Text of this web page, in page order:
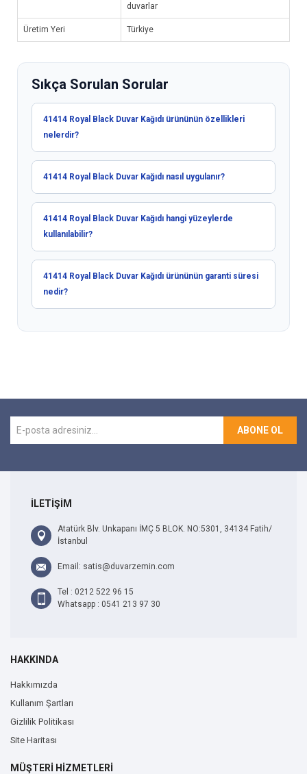
duvarlar
Üretim Yeri Türkiye
Sıkça Sorulan Sorular
41414 Royal Black Duvar Kağıdı ürününün özellikleri
nelerdir?
41414 Royal Black Duvar Kağıdı nasıl uygulanır?
41414 Royal Black Duvar Kağıdı hangi yüzeylerde
kullanılabilir?
41414 Royal Black Duvar Kağıdı ürününün garanti süresi
nedir?
ABONE OL
İLETİŞİM
Atatürk Blv. Unkapanı İMÇ 5 BLOK. NO:5301, 34134 Fatih/
İstanbul
Email: satis@duvarzemin.com
Tel : 0212 522 96 15
Whatsapp : 0541 213 97 30
HAKKINDA
Hakkımızda
Kullanım Şartları
Gizlilik Politikası
Site Haritası
MÜŞTERİ HİZMETLERİ